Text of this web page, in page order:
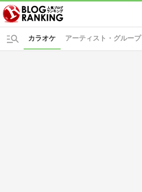
アーティスト・グループ
カラオケ